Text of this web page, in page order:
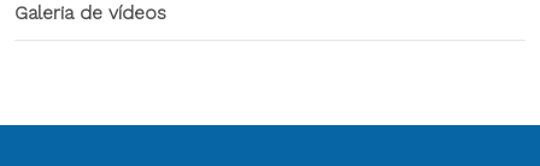
Galeria de vídeos